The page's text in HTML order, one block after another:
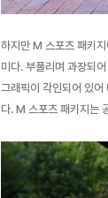
하지만 M 스포츠 패키
미다. 부풀리며 과장되
그래픽이 각인되어 있어
다. M 스포츠 패키지는